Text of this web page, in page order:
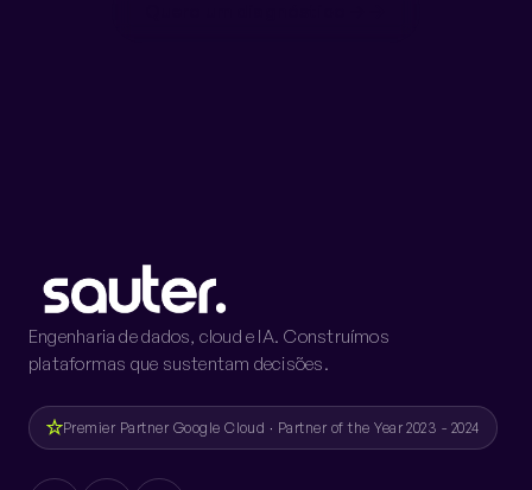
Engenharia de dados, cloud e IA. Construímos
plataformas que sustentam decisões.
Premier Partner Google Cloud · Partner of the Year 2023 - 2024